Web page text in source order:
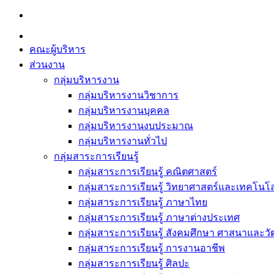
Skip
content
คณะผู้บริหาร
ส่วนงาน
กลุ่มบริหารงาน
กลุ่มบริหารงานวิชาการ
กลุ่มบริหารงานบุคคล
กลุ่มบริหารงานงบประมาณ
กลุ่มบริหารงานทั่วไป
กลุ่มสาระการเรียนรู้
กลุ่มสาระการเรียนรู้ คณิตศาสตร์
กลุ่มสาระการเรียนรู้ วิทยาศาสตร์และเทคโนโ
กลุ่มสาระการเรียนรู้ ภาษาไทย
กลุ่มสาระการเรียนรู้ ภาษาต่างประเทศ
กลุ่มสาระการเรียนรู้ สังคมศึกษา ศาสนาและ
กลุ่มสาระการเรียนรู้ การงานอาชีพ
กลุ่มสาระการเรียนรู้ ศิลปะ